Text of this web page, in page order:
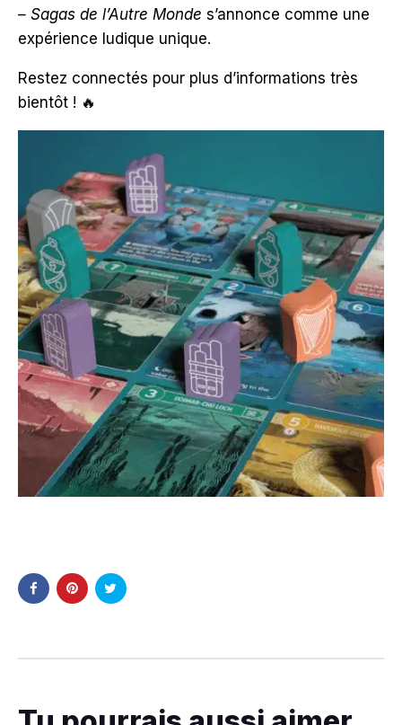
– Sagas de l’Autre Monde s’annonce comme une
expérience ludique unique.
Restez connectés pour plus d’informations très
bientôt ! 🔥